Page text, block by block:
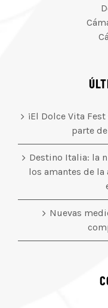
¡El Dolce Vita
parte
Destino Italia: la
los amantes de
Nuevas